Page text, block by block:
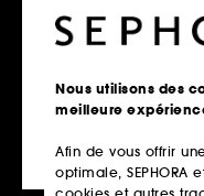
VALENTINO
Born in Roma
Nous utilisons des
meilleure
Afin de vous offrir
optimale, SEPHORA
cookies et autres